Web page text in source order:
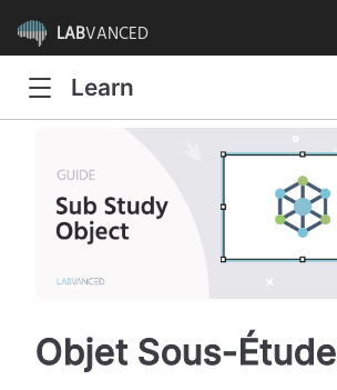
LABVANCED
Learn
Objet Sous-Étude